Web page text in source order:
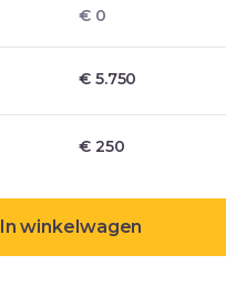
€ 0
€ 5.750
€250
In winkelwagen